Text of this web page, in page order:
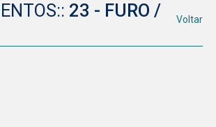
23 - FURO /
Voltar